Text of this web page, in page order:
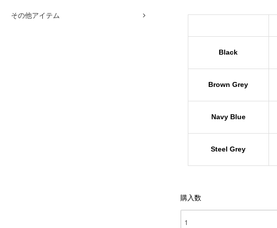
その他アイテム
Black
Brown Grey
Navy Blue
Steel Grey
購入数